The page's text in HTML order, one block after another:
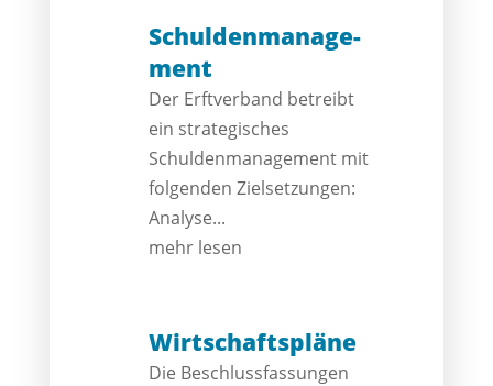
Schulden­manage­
ment
Der Erftverband betreibt
ein strategisches
Schuldenmanagement mit
folgenden Zielsetzungen:
Analyse...
mehr lesen
Wirtschafts­pläne
Die Beschlussfassungen